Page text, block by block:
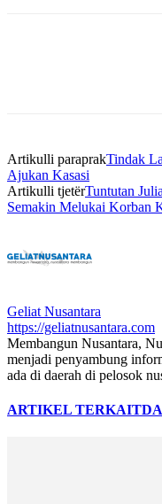
Artikulli paraprakTindak
Ajukan Kasasi
Artikulli tjetërTuntutan
Semakin Melukai Korban
Geliat Nusantara
https://geliatnusantara.com
Membangun Nusantara,
menjadi penyambung
ada di daerah di pelosok
ARTIKEL TERKAIT